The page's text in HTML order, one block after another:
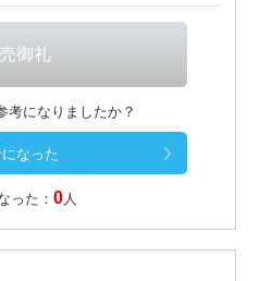
考になりましたか？
った：0人